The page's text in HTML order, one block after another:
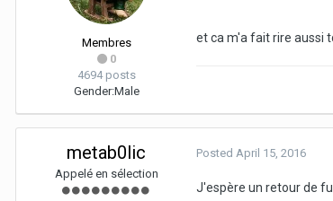
Membres
0
4694 posts
Gender:Male
et ca m'a fait rire aussi
metab0lic
Appelé en sélection
Posted April 15, 2016
J'espère un retour de